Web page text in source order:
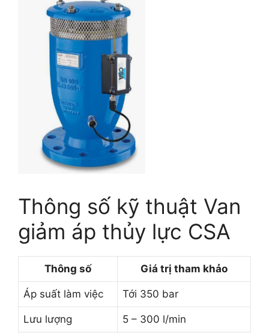
Thông số kỹ thuật Van
giảm áp thủy lực CSA
Thông số Giá trị tham khảo
Áp suất làm việc Tới 350 bar
Lưu lượng 5 – 300 l/min